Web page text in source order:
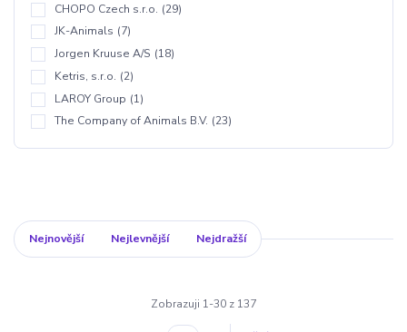
CHOPO Czech s.r.o. (29)
JK-Animals (7)
Jorgen Kruuse A/S (18)
Ketris, s.r.o. (2)
LAROY Group (1)
The Company of Animals B.V. (23)
Nejnovější Nejlevnější Nejdražší
Zobrazuji 1-30 z 137